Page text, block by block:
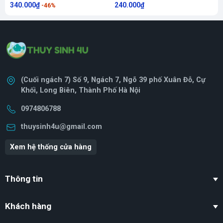
toàn quốc!
340.000₫ -46% 240.000₫
(Cuối ngách 7) Số 9, Ngách 7, Ngõ 39 phố Xuân Đỗ, Cự
Khối, Long Biên, Thành Phố Hà Nội
0974806788
thuysinh4u@gmail.com
Xem hệ thống cửa hàng
Thông tin
Khách hàng